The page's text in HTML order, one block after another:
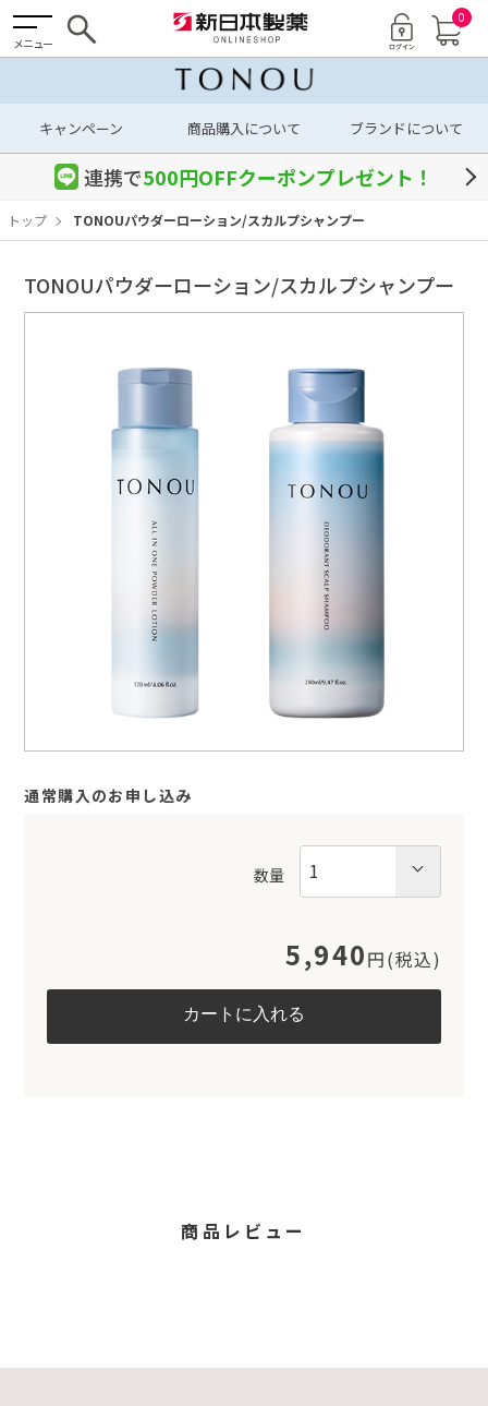
メニュー
0
キャンペーン 商品購入について ブランドについて
連携で500円OFFクーポンプレゼント！
トップ TONOUパウダーローション/スカルプシャンプー
TONOUパウダーローション/スカルプシャンプー
通常購入のお申し込み
数量
5,940円(税込)
商品レビュー